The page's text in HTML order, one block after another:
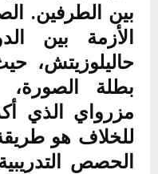
بين الطرفين.
الأزمة بين
حاليلوزيتش،
بطلة
مزرواي الذي
للخلاف هو
الحصص